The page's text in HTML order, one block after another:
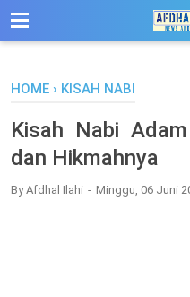
-->
HOME › KISAH NABI
Kisah Nabi
dan Hikmahnya
ByAfdhal Ilahi Minggu, 06 Juni